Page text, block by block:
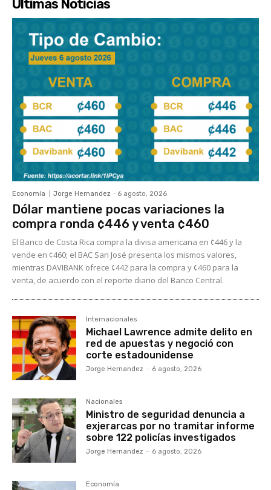
Últimas Noticias
Economía Jorge Hernandez - 6 agosto, 2026
Dólar mantiene pocas variaciones la
compra ronda ¢446 y venta ¢460
El Banco de Costa Rica compra la divisa americana en ¢446 y la
vende en ¢460; el BAC San José presenta los mismos valores,
mientras DAVIBANK ofrece ¢442 para la compra y ¢460 para la
venta, de acuerdo con el reporte diario del Banco Central.
Internacionales
Michael Lawrence admite delito en
red de apuestas y negoció con
corte estadounidense
Jorge Hernandez - 6 agosto, 2026
Nacionales
Ministro de seguridad denuncia a
exjerarcas por no tramitar informe
sobre 122 policías investigados
Jorge Hernandez - 6 agosto, 2026
Economía